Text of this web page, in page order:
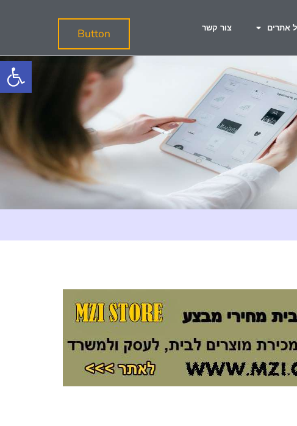
אתרים צור קשר Button